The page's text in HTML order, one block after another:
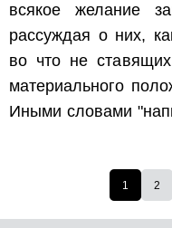
всякое желание
рассуждая о них,
во что не
материального
Иными словами
1 2